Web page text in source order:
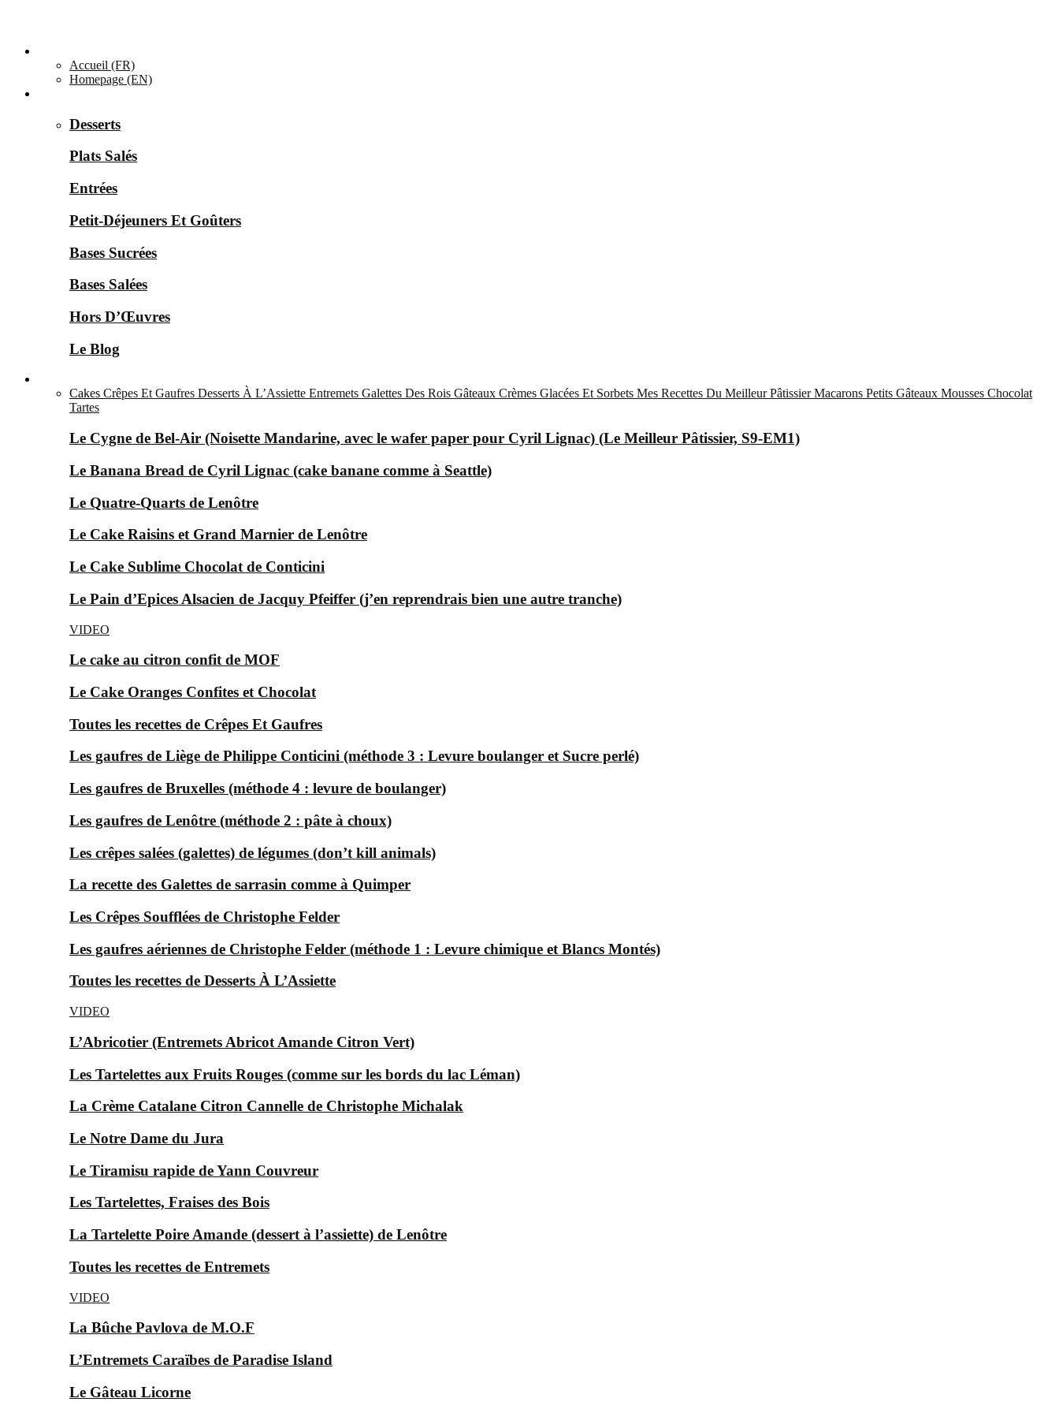
Accueil (FR)
Homepage (EN)
Desserts
Plats Salés
Entrées
Petit-Déjeuners Et Goûters
Bases Sucrées
Bases Salées
Hors D’Œuvres
Le Blog
Cakes Crêpes Et Gaufres Desserts À L’Assiette Entremets Galettes Des Rois Gâteaux Crèmes Glacées Et Sorbets Mes Recettes Du Meilleur Pâtissier Macarons Petits Gâteaux Mousses Chocolat
Tartes
Le Cygne de Bel-Air (Noisette Mandarine, avec le wafer paper pour Cyril Lignac) (Le Meilleur Pâtissier, S9-EM1)
Le Banana Bread de Cyril Lignac (cake banane comme à Seattle)
Le Quatre-Quarts de Lenôtre
Le Cake Raisins et Grand Marnier de Lenôtre
Le Cake Sublime Chocolat de Conticini
Le Pain d’Epices Alsacien de Jacquy Pfeiffer (j’en reprendrais bien une autre tranche)
VIDEO
Le cake au citron confit de MOF
Le Cake Oranges Confites et Chocolat
Toutes les recettes de Crêpes Et Gaufres
Les gaufres de Liège de Philippe Conticini (méthode 3 : Levure boulanger et Sucre perlé)
Les gaufres de Bruxelles (méthode 4 : levure de boulanger)
Les gaufres de Lenôtre (méthode 2 : pâte à choux)
Les crêpes salées (galettes) de légumes (don’t kill animals)
La recette des Galettes de sarrasin comme à Quimper
Les Crêpes Soufflées de Christophe Felder
Les gaufres aériennes de Christophe Felder (méthode 1 : Levure chimique et Blancs Montés)
Toutes les recettes de Desserts À L’Assiette
VIDEO
L’Abricotier (Entremets Abricot Amande Citron Vert)
Les Tartelettes aux Fruits Rouges (comme sur les bords du lac Léman)
La Crème Catalane Citron Cannelle de Christophe Michalak
Le Notre Dame du Jura
Le Tiramisu rapide de Yann Couvreur
Les Tartelettes, Fraises des Bois
La Tartelette Poire Amande (dessert à l’assiette) de Lenôtre
Toutes les recettes de Entremets
VIDEO
La Bûche Pavlova de M.O.F
L’Entremets Caraïbes de Paradise Island
Le Gâteau Licorne